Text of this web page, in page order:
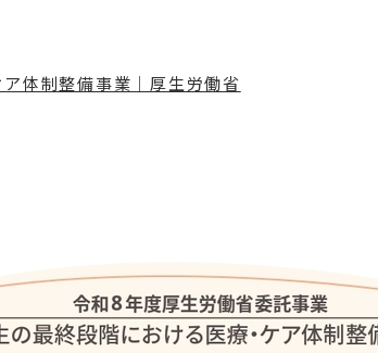
体制整備事業｜厚生労働省